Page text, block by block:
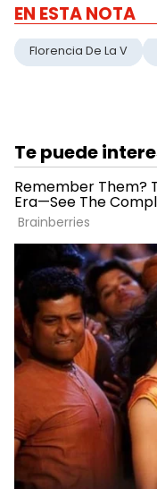
EN ESTA NOTA
Florencia De La V